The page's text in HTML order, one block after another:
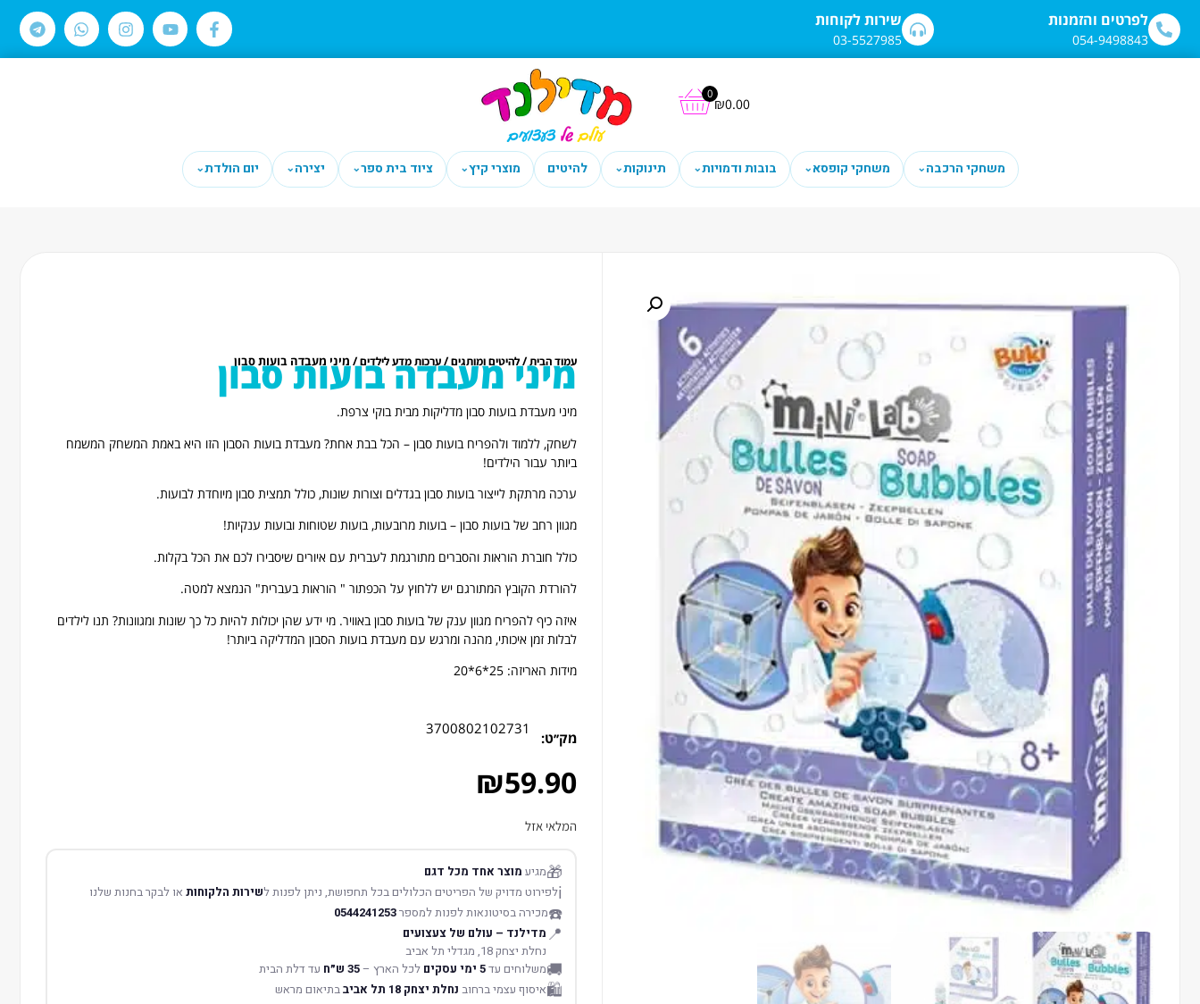
לתוכן שירות לקוחות
03-5527985
לפרטים והזמנות
054-9498843
₪0.00
0
משחקי הרכבה⌄ משחקי קופסא⌄ בובות ודמויות⌄ תינוקות⌄ להיטים מוצרי קיץ⌄ ציוד בית ספר⌄ יצירה⌄ יום הולדת⌄
עמוד הבית/להיטים ומותגים/ערכות מדע לילדים/ מיני מעבדה בועות סבון
מיני מעבדה בועות סבון
מיני מעבדת בועות סבון מדליקות מבית בוקי צרפת.
לשחק, ללמוד ולהפריח בועות סבון – הכל בבת אחת? מעבדת בועות הסבון הזו היא באמת המשחק המשמח
ביותר עבור הילדים!
ערכה מרתקת לייצור בועות סבון בגדלים וצורות שונות, כולל תמצית סבון מיוחדת לבועות.
מגוון רחב של בועות סבון – בועות מרובעות, בועות שטוחות ובועות ענקיות!
כולל חוברת הוראות והסברים מתורגמת לעברית עם איורים שיסבירו לכם את הכל בקלות.
להורדת הקובץ המתורגם יש ללחוץ על הכפתור " הוראות בעברית" הנמצא למטה.
איזה כיף להפריח מגוון ענק של בועות סבון באוויר. מי ידע שהן יכולות להיות כל כך שונות ומגוונות? תנו לילדים
לבלות זמן איכותי, מהנה ומרגש עם מעבדת בועות הסבון המדליקה ביותר!
מידות האריזה: 25*6*20
מק׳׳ט:
3700802102731
₪59.90
המלאי אזל
🎁מגיע מוצר אחד מכל דגם
ℹ️לפירוט מדויק של הפריטים הכלולים בכל תחפושת, ניתן לפנות לשירות הלקוחותאו לבקר בחנות שלנו
☎️מכירה בסיטונאות לפנות למספר0544241253
📍 מדילנד – עולם של צעצועים
נחלת יצחק 18, מגדלי תל אביב
🚚משלוחים עד5 ימי עסקים לכל הארץ –35 ש״ח עד דלת הבית
🛍️איסוף עצמי ברחוב נחלת יצחק 18 תל אביב בתיאום מראש